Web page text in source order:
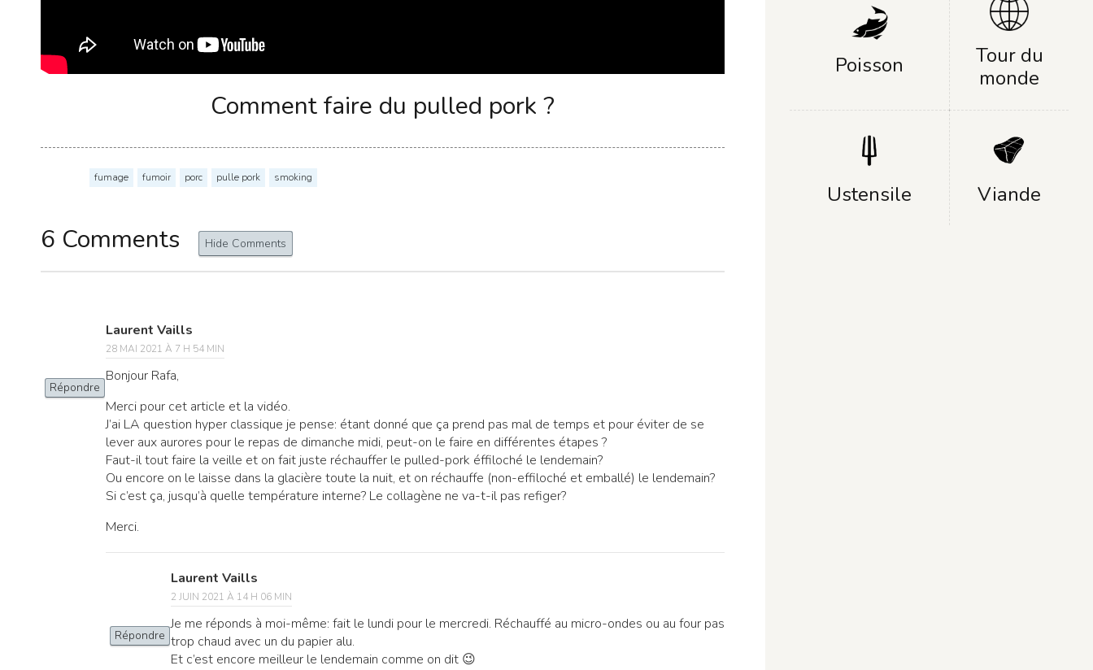
Comment faire du pulled pork ?
fumage fumoir porc pulle pork smoking
6 Comments Hide Comments
Laurent Vaills
28 MAI 2021 À 7 H 54 MIN
Bonjour Rafa,
Merci pour cet article et la vidéo.
J’ai LA question hyper classique je pense: étant donné que ça prend pas mal de temps et pour éviter de se
lever aux aurores pour le repas de dimanche midi, peut-on le faire en différentes étapes ?
Faut-il tout faire la veille et on fait juste réchauffer le pulled-pork éffiloché le lendemain?
Ou encore on le laisse dans la glacière toute la nuit, et on réchauffe (non-effiloché et emballé) le lendemain?
Si c’est ça, jusqu’à quelle température interne? Le collagène ne va-t-il pas refiger?
Merci.
Répondre
Laurent Vaills
2 JUIN 2021 À 14 H 06 MIN
Je me réponds à moi-même: fait le lundi pour le mercredi. Réchauffé au micro-ondes ou au four pas
trop chaud avec un du papier alu.
Et c’est encore meilleur le lendemain comme on dit 😉
Répondre
Poisson
Tour du
monde
Ustensile Viande